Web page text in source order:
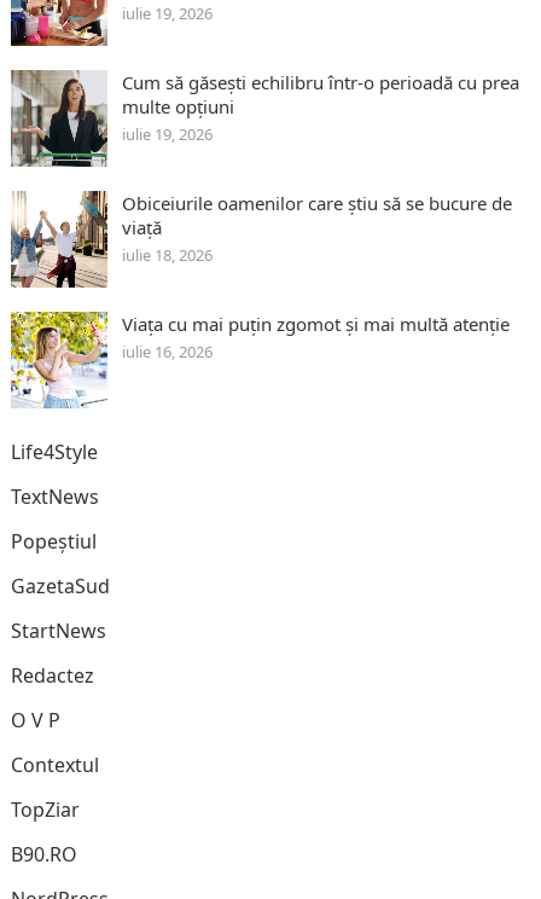
iulie 19, 2026
Cum să găsești echilibru într-o perioadă cu prea
multe opțiuni
iulie 19, 2026
Obiceiurile oamenilor care știu să se bucure de
viață
iulie 18, 2026
Viața cu mai puțin zgomot și mai multă atenție
iulie 16, 2026
Life4Style
TextNews
Popeștiul
GazetaSud
StartNews
Redactez
O V P
Contextul
TopZiar
B90.RO